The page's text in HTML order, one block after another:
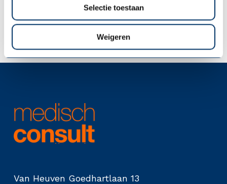
Selectie toestaan
Weigeren
Vitale mensen, vitale organisatie. Daar
geloven wij in.
Van Heuven Goedhartlaan 13